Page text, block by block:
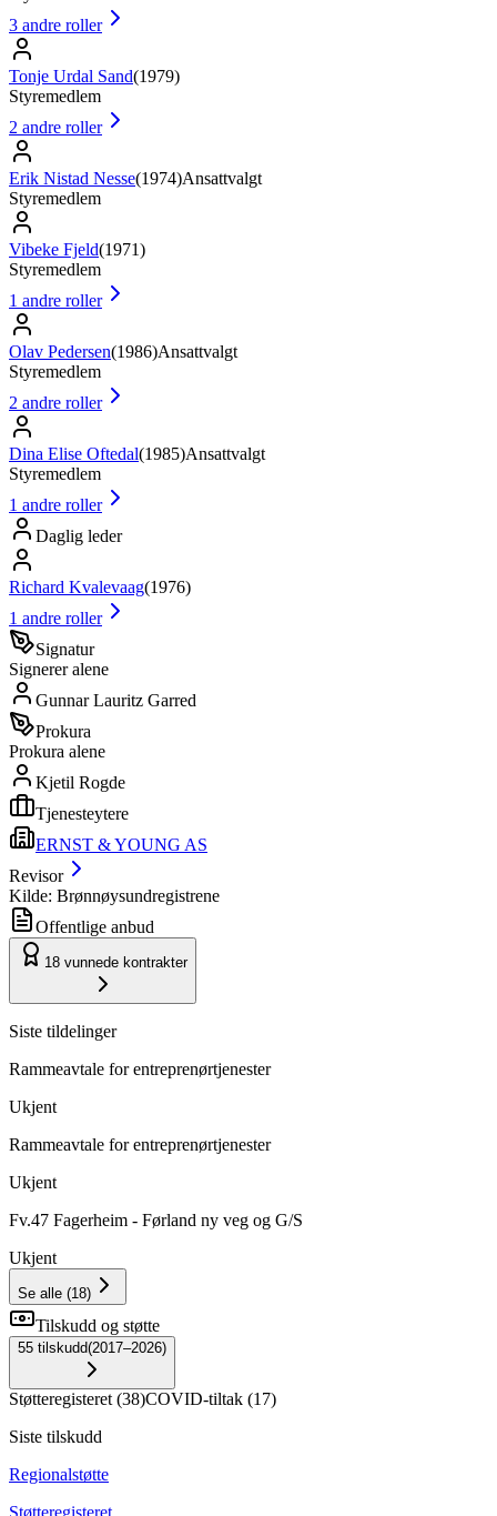
3 andre roller
Tonje Urdal Sand(1979)
Styremedlem
2 andre roller
Erik Nistad Nesse(1974)Ansattvalgt
Styremedlem
Vibeke Fjeld(1971)
Styremedlem
1 andre roller
Olav Pedersen(1986)Ansattvalgt
Styremedlem
2 andre roller
Dina Elise Oftedal(1985)Ansattvalgt
Styremedlem
1 andre roller
Daglig leder
Richard Kvalevaag(1976)
1 andre roller
Signatur
Signerer alene
Gunnar Lauritz Garred
Prokura
Prokura alene
Kjetil Rogde
Tjenesteytere
ERNST & YOUNG AS
Revisor
Kilde: Brønnøysundregistrene
Offentlige anbud
18 vunnede kontrakter
Siste tildelinger
Rammeavtale for entreprenørtjenester
Ukjent
Rammeavtale for entreprenørtjenester
Ukjent
Fv.47 Fagerheim - Førland ny veg og G/S
Ukjent
Se alle (18)
Tilskudd og støtte
55 tilskudd(2017–2026)
Støtteregisteret (38)COVID-tiltak (17)
Siste tilskudd
Regionalstøtte
Støtteregisteret